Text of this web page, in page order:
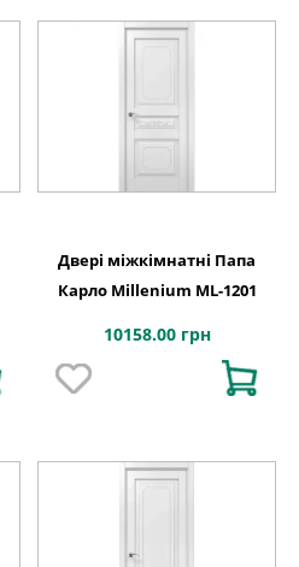
Двері міжкімнатні Папа
Карло Millenium ML-1201
10158.00 грн